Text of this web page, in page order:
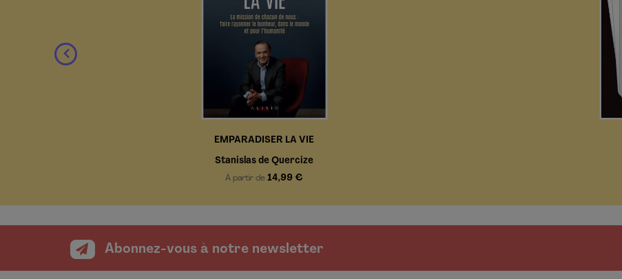
EMPARADISER LA VIE
Stanislas de Quercize
À partir de14,99 €
Abonnez-vous à notre newsletter